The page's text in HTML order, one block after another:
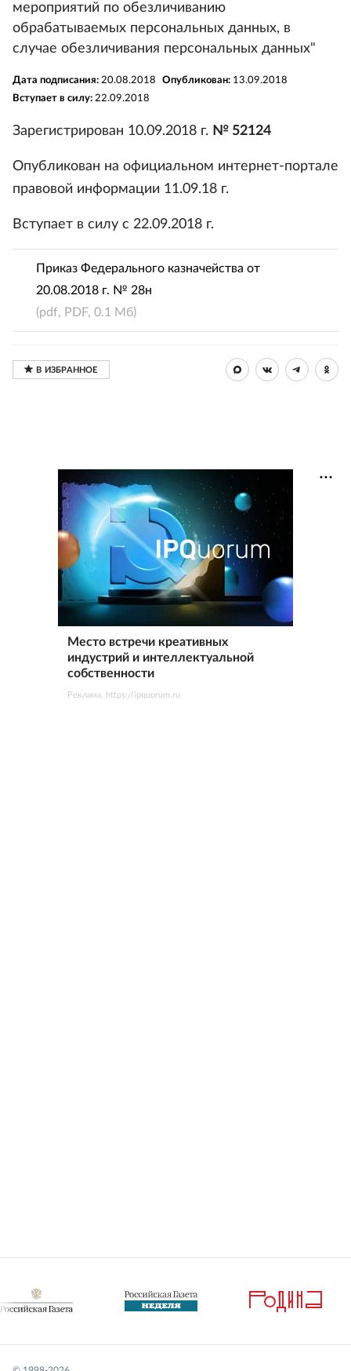
мероприятий по обезличиванию
обрабатываемых персональных данных, в
случае обезличивания персональных данных"
Дата подписания: 20.08.2018 Опубликован: 13.09.2018
Вступает в силу: 22.09.2018
Зарегистрирован 10.09.2018 г. № 52124
Опубликован на официальном интернет-портале
правовой информации 11.09.18 г.
Вступает в силу с 22.09.2018 г.
Приказ Федерального казначейства от
20.08.2018 г. № 28н
(pdf, PDF, 0.1 Мб)
Место встречи креативных
индустрий и интеллектуальной
собственности
Реклама. https://ipquorum.ru